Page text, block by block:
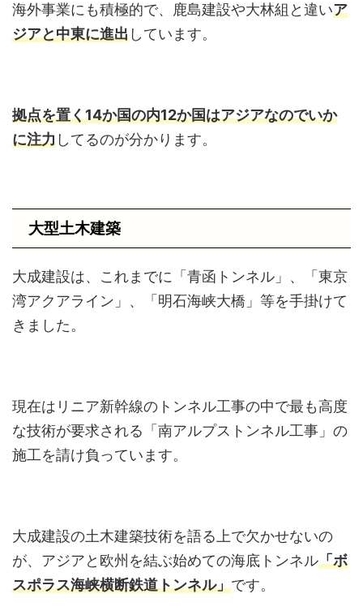
海外事業にも積極的で、鹿島建設や大林組と違いア
ジアと中東に進出しています。
拠点を置く14か国の内12か国はアジアなのでいか
に注力してるのが分かります。
大型土木建築
大成建設は、これまでに「青函トンネル」、「東京
湾アクアライン」、「明石海峡大橋」等を手掛けて
きました。
現在はリニア新幹線のトンネル工事の中で最も高度
な技術が要求される「南アルプストンネル工事」の
施工を請け負っています。
大成建設の土木建築技術を語る上で欠かせないの
が、アジアと欧州を結ぶ始めての海底トンネル「ボ
スポラス海峡横断鉄道トンネル」です。